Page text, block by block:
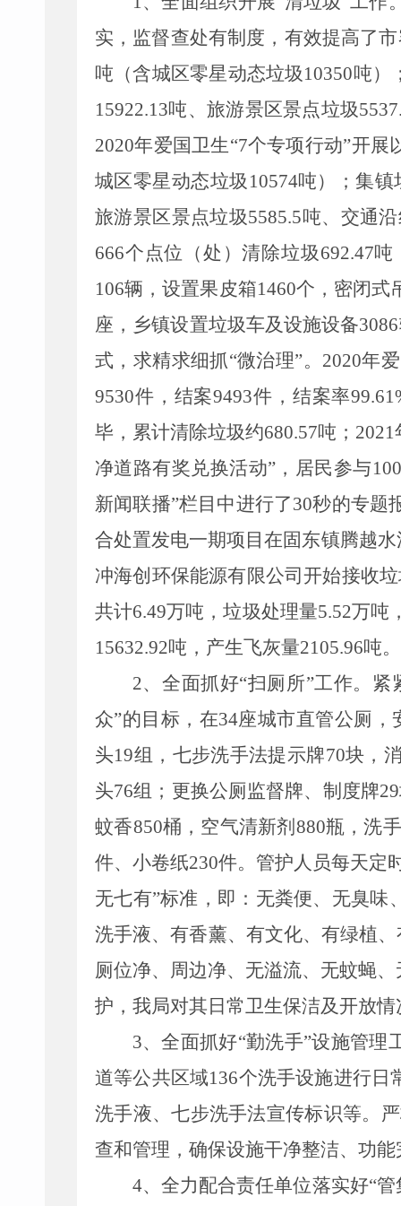
实，监督查处有制度，有效提高了
吨（含城区零星动态垃圾10350吨
15922.13吨、旅游景区景点垃圾
2020年爱国卫生“7个专项行动”开展
城区零星动态垃圾10574吨）；集
旅游景区景点垃圾5585.5吨、交通
666个点位（处）清除垃圾692.47吨
106辆，设置果皮箱1460个，密闭
座，乡镇设置垃圾车及设施设备
式，求精求细抓“微治理”。 2020年
9530件，结案9493件，结案率99.61
毕，累计清除垃圾约680.57吨；
净道路有奖兑换活动”， 居民参与1
新闻联播”栏目中进行了30秒的专题
合处置发电一期项目在固东镇腾越
冲海创环保能源有限公司开始接收
共计6.49万吨，垃圾处理量5.52万吨
15632.92吨，产生飞灰量2105.96吨
2、 全面抓好“扫厕所”工作。
众”的目标，在34座城市直管公厕，
头19组，七步洗手法提示牌70块，
头76组；更换公厕监督牌、制度牌
蚊香850桶，空气清新剂880瓶，洗
件、小卷纸230件。管护人员每天定
无七有”标准，即：无粪便、无臭味
洗手液、有香薰、有文化、有绿植
厕位净、周边净、无溢流、无蚊蝇
护， 我局对其日常卫生保洁及开放
3、全面抓好“勤洗手”设施管理
道等公共区域136个洗手设施进行日
洗手液、七步洗手法宣传标识等。
查和管理，确保设施干净整洁、功能
4、全力配合责任单位落实好“